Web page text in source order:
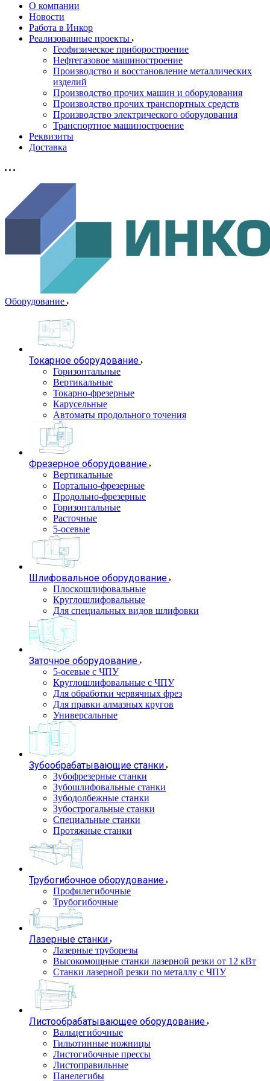
О компании
Новости
Работа в Инкор
Реализованные проекты
Геофизическое приборостроение
Нефтегазовое машиностроение
Производство и восстановление металлических
изделий
Производство прочих машин и оборудования
Производство прочих транспортных средств
Производство электрического оборудования
Транспортное машиностроение
Реквизиты
Доставка
Оборудование
Токарное оборудование
Горизонтальные
Вертикальные
Токарно-фрезерные
Карусельные
Автоматы продольного точения
Фрезерное оборудование
Вертикальные
Портально-фрезерные
Продольно-фрезерные
Горизонтальные
Расточные
5-осевые
Шлифовальное оборудование
Плоскошлифовальные
Круглошлифовальные
Для специальных видов шлифовки
Заточное оборудование
5-осевые с ЧПУ
Круглошлифовальные с ЧПУ
Для обработки червячных фрез
Для правки алмазных кругов
Универсальные
Зубообрабатывающие станки
Зубофрезерные станки
Зубошлифовальные станки
Зубодолбежные станки
Зубострогальные станки
Специальные станки
Протяжные станки
Трубогибочное оборудование
Профилегибочные
Трубогибочные
Лазерные станки
Лазерные труборезы
Высокомощные станки лазерной резки от 12 кВт
Станки лазерной резки по металлу с ЧПУ
Листообрабатывающее оборудование
Вальцегибочные
Гильотинные ножницы
Листогибочные прессы
Листоправильные
Панелегибы